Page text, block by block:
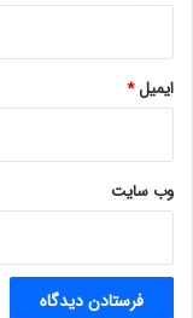
ایمیل*
وب‌ سایت